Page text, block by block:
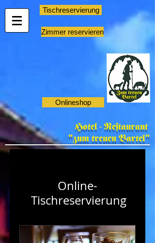
Tischreservierung
Zimmer reservieren
Onlineshop
Hotel - Restaurant
"zum treuen Bartel"
Online-
Tischreservierung